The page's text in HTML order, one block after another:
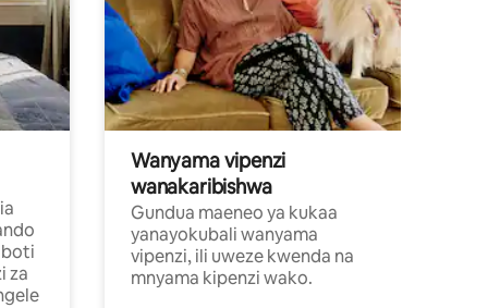
boti
za
Wanyama vipenzi
wanakaribishwa
Gundua maeneo ya kukaa
yanayokubali wanyama
vipenzi, ili uweze kwenda na
mnyama kipenzi wako.